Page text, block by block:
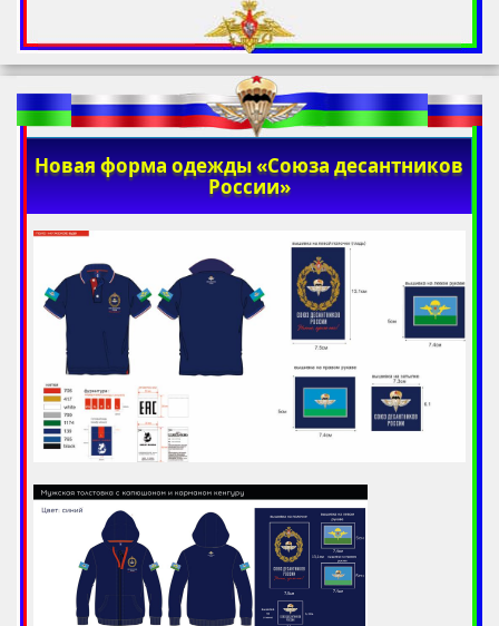
Новая форма одежды «Союза десантников
России»